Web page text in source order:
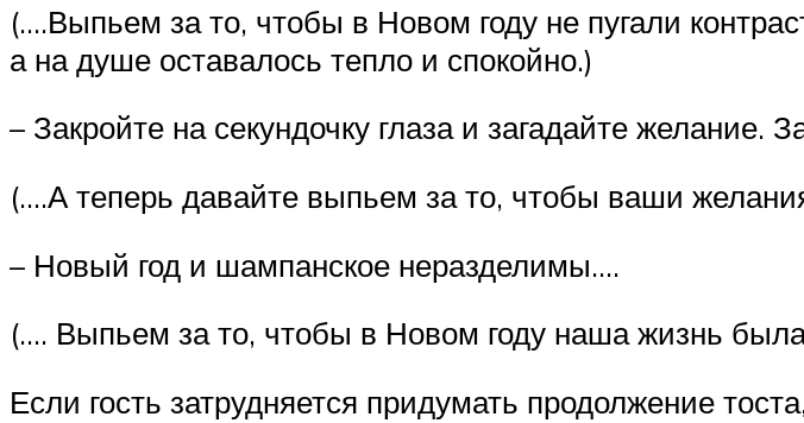
(….Выпьем за то, чтобы в Новом году не пугали
а на душе оставалось тепло и спокойно.)
– Закройте на секундочку глаза и загадайте желание.
(….А теперь давайте выпьем за то, чтобы ваши
– Новый год и шампанское неразделимы….
(…. Выпьем за то, чтобы в Новом году наша жизнь
Если гость затрудняется придумать продолжение